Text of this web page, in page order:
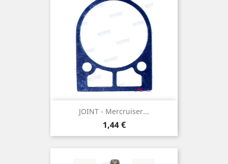
JOINT - Mercruiser...
Prix
1,44 €